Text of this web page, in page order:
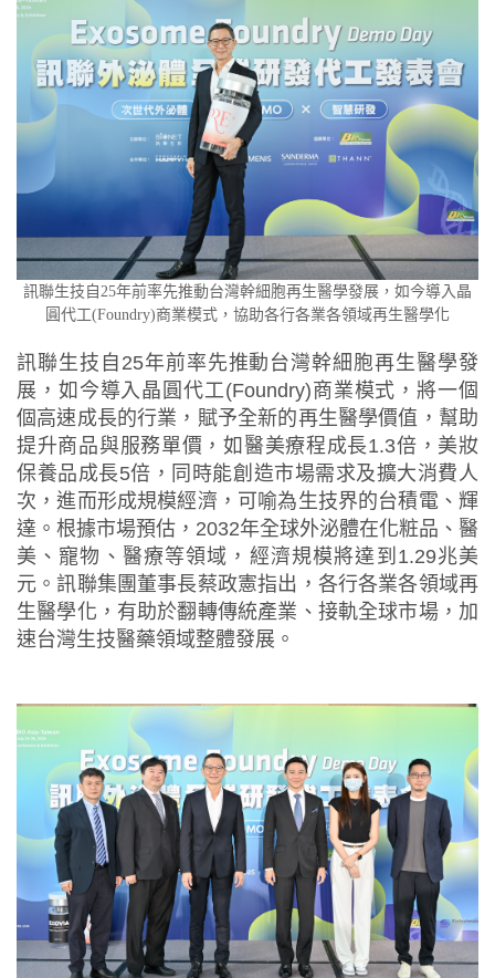
訊聯生技自25年前率先推動台灣幹細胞再生醫學發展，如今導入晶
圓代工(Foundry)商業模式，協助各行各業各領域再生醫學化
訊聯生技自25年前率先推動台灣幹細胞再生醫學發
展，如今導入晶圓代工(Foundry)商業模式，將一個
個高速成長的行業，賦予全新的再生醫學價值，幫助
提升商品與服務單價，如醫美療程成長1.3倍，美妝
保養品成長5倍，同時能創造市場需求及擴大消費人
次，進而形成規模經濟，可喻為生技界的台積電、輝
達。根據市場預估，2032年全球外泌體在化粧品、醫
美、寵物、醫療等領域，經濟規模將達到1.29兆美
元。訊聯集團董事長蔡政憲指出，各行各業各領域再
生醫學化，有助於翻轉傳統產業、接軌全球市場，加
速台灣生技醫藥領域整體發展。